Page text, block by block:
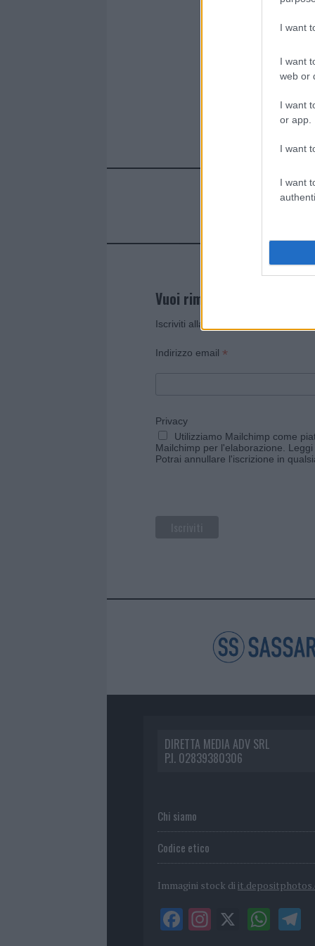
I want
I want
web or
I want
or app.
I want
I want
Vuoi rimanere sempre
Iscriviti alla newsletter di Gallura
Indirizzo email *
Privacy
Utilizziamo Mailchimp come
Mailchimp per l'elaborazione.
Potrai annullare l'iscrizione in
DIRETTA MEDIA ADV SRL
P.I. 02839380306
Chi siamo
Codice etico
Immagini stock di